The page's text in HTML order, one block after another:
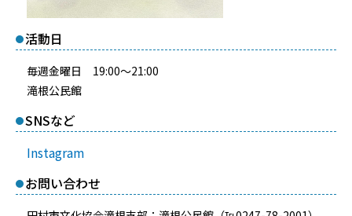
活動日
毎週金曜日 19:00～21:00
滝根公民館
SNSなど
Instagram
お問い合わせ